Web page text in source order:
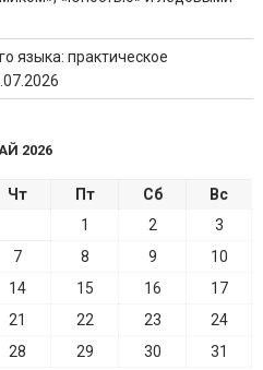
языка: практическое
2026
Чт Пт Сб
Вс
1
2
3
7 8 9
10
14 15 16
17
21 22 23
24
28 29 30
31